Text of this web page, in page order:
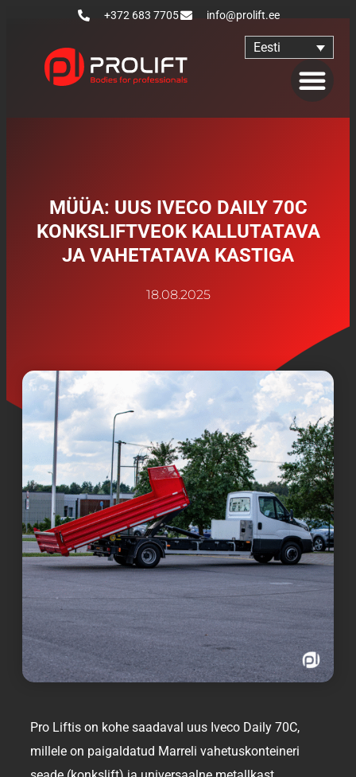
+372 683 7705 info@prolift.ee
Eesti
MÜÜA: UUS IVECO DAILY 70C
KONKSLIFTVEOK KALLUTATAVA
JA VAHETATAVA KASTIGA
18.08.2025
Pro Liftis on kohe saadaval uus Iveco Daily 70C,
millele on paigaldatud Marreli vahetuskonteineri